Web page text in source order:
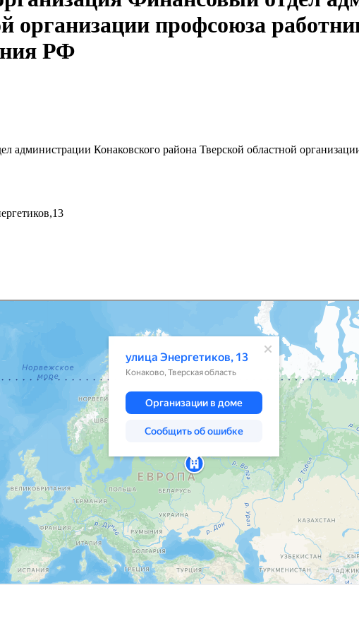
организации профсоюза
РФ
администрации Конаковского района Тверской областной